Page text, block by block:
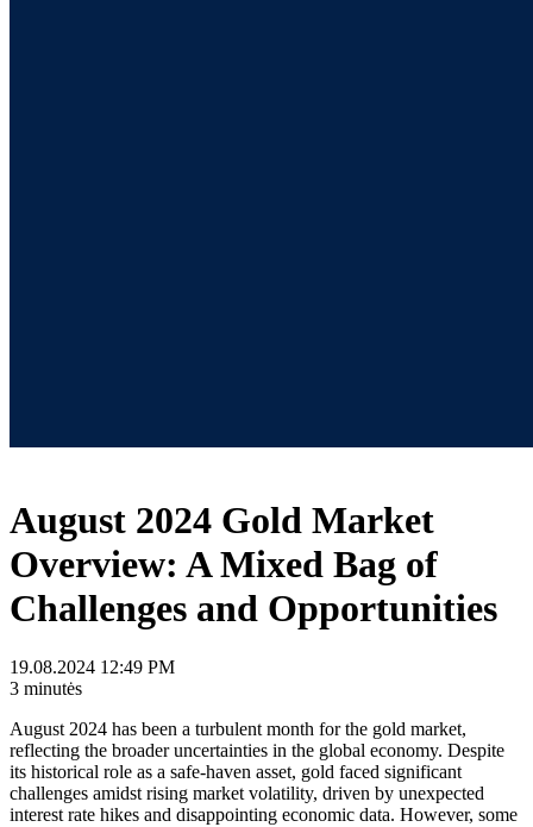
August 2024 Gold Market
Overview: A Mixed Bag of
Challenges and Opportunities
19.08.2024 12:49 PM
3 minutės
August 2024 has been a turbulent month for the gold market,
reflecting the broader uncertainties in the global economy. Despite
its historical role as a safe-haven asset, gold faced significant
challenges amidst rising market volatility, driven by unexpected
interest rate hikes and disappointing economic data. However, some